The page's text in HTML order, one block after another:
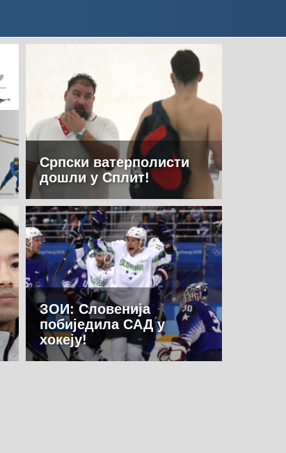
Српски ватерполисти
дошли у Сплит!
ЗОИ: Словенија
побиједила САД у
хокеју!